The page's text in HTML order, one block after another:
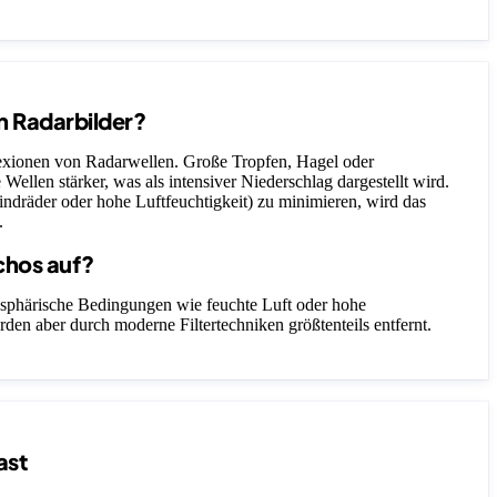
Radarbilder?
von Radarwellen. Große Tropfen, Hagel oder
stärker, was als intensiver Niederschlag dargestellt wird.
oder hohe Luftfeuchtigkeit) zu minimieren, wird das
auf?
Bedingungen wie feuchte Luft oder hohe
aber durch moderne Filtertechniken größtenteils entfernt.